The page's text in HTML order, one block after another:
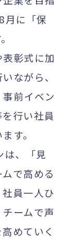
月に「保
彰式に加
ながら、
前イベン
行い社員
す。
は、「見
で高める
員一人ひ
ームで声
めていく